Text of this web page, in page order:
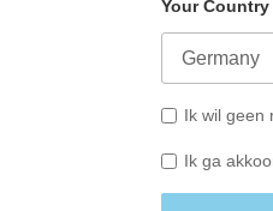
Your Country
Ik wil geen
Ik ga